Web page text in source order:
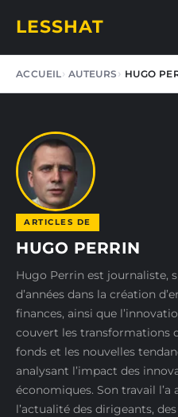
LESSHAT
ACCUEIL AUTEURS HUGO
ARTICLES DE
HUGO PERRIN
Hugo Perrin est journaliste,
d’années dans la création
finances, ainsi que
couvert les transformations
fonds et les nouvelles
analysant l’impact des
économiques. Son travail
l’actualité des dirigeants,